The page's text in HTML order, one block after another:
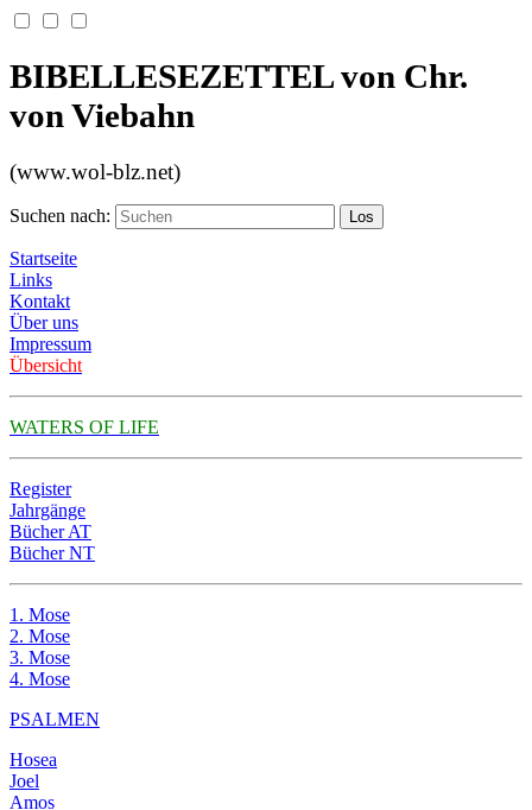
BIBELLESEZETTEL von Chr.
von Viebahn
(www.wol-blz.net)
Suchen nach:
Startseite
Links
Kontakt
Über uns
Impressum
Übersicht
WATERS OF LIFE
Register
Jahrgänge
Bücher AT
Bücher NT
1. Mose
2. Mose
3. Mose
4. Mose
PSALMEN
Hosea
Joel
Amos